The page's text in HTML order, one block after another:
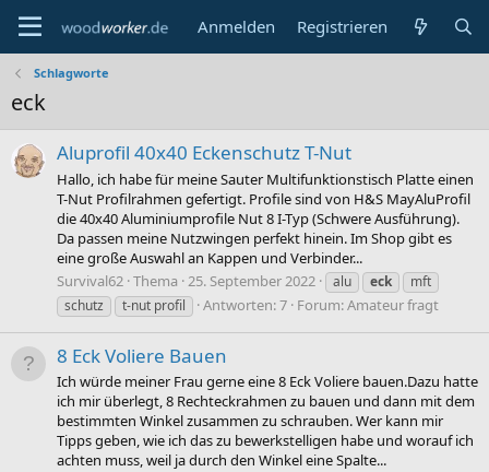
Anmelden Registrieren
Schlagworte
eck
Aluprofil 40x40 Eckenschutz T-Nut
Hallo, ich habe für meine Sauter Multifunktionstisch Platte einen
T-Nut Profilrahmen gefertigt. Profile sind von H&S MayAluProfil
die 40x40 Aluminiumprofile Nut 8 I-Typ (Schwere Ausführung).
Da passen meine Nutzwingen perfekt hinein. Im Shop gibt es
eine große Auswahl an Kappen und Verbinder...
Survival62 Thema 25. September 2022 alu eck
mft
schutz
t-nut profil Antworten: 7 Forum:Amateur fragt
8 Eck Voliere Bauen
Ich würde meiner Frau gerne eine 8 Eck Voliere bauen.Dazu hatte
ich mir überlegt, 8 Rechteckrahmen zu bauen und dann mit dem
bestimmten Winkel zusammen zu schrauben. Wer kann mir
Tipps geben, wie ich das zu bewerkstelligen habe und worauf ich
achten muss, weil ja durch den Winkel eine Spalte...